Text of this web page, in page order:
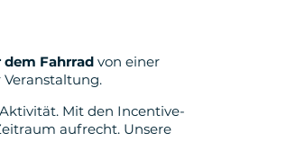
Fahrrad von einer
Mit den Incentive-
aufrecht. Unsere